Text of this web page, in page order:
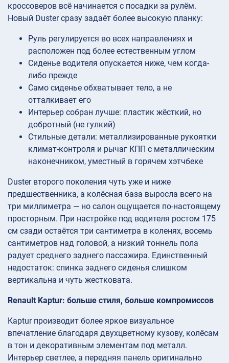
кроссоверов всё начинается с посадки за рулём.
Новый Duster сразу задаёт более высокую планку:
Руль регулируется во всех направлениях и
расположен под более естественным углом
Сиденье водителя опускается ниже, чем когда-
либо прежде
Само сиденье обхватывает тело, а не
отталкивает его
Интерьер собран лучше: пластик жёсткий, но
добротный (не гулкий)
Стильные детали: металлизированные рукоятки
климат-контроля и рычаг КПП с металлическим
наконечником, уместный в горячем хэтчбеке
Duster второго поколения чуть уже и ниже
предшественника, а колёсная база выросла всего на
три миллиметра — но салон ощущается по-настоящему
просторным. При настройке под водителя ростом 175
см сзади остаётся три сантиметра в коленях, восемь
сантиметров над головой, а низкий тоннель пола
радует среднего заднего пассажира. Единственный
недостаток: спинка заднего сиденья слишком
вертикальна и чуть жестковата.
Renault Kaptur: больше стиля, больше компромиссов
Kaptur производит более яркое визуальное
впечатление благодаря двухцветному кузову, колёсам
в тон и декоративным элементам под металл.
Интерьер светлее, а передняя панель оригинально